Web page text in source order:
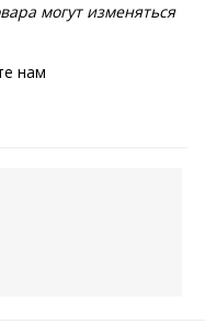
могут изменяться
нам